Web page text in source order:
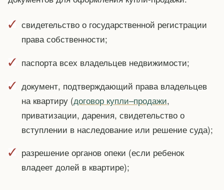
свидетельство о государственной регистрации
права собственности;
паспорта всех владельцев недвижимости;
документ, подтверждающий права владельцев
на квартиру (договор купли–продажи,
приватизации, дарения, свидетельство о
вступлении в наследование или решение суда);
разрешение органов опеки (если ребенок
владеет долей в квартире);